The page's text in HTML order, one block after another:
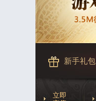
新手礼包
立即